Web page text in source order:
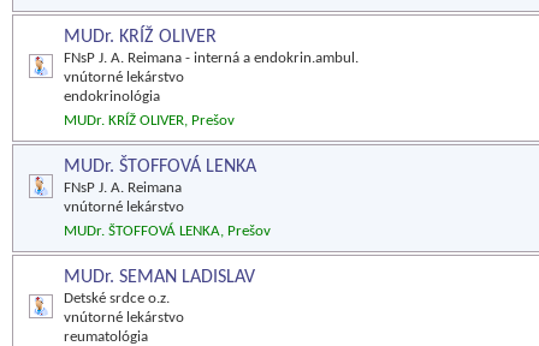
MUDr. KRÍŽ OLIVER
FNsP J. A. Reimana - interná a endokrin.ambul.
vnútorné lekárstvo
endokrinológia
MUDr. KRÍŽ OLIVER, Prešov
MUDr. ŠTOFFOVÁ LENKA
FNsP J. A. Reimana
vnútorné lekárstvo
MUDr. ŠTOFFOVÁ LENKA, Prešov
MUDr. SEMAN LADISLAV
Detské srdce o.z.
vnútorné lekárstvo
reumatológia